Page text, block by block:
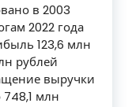
в 2003
2022 года
123,6 млн
рублей
выручки
748,1 млн